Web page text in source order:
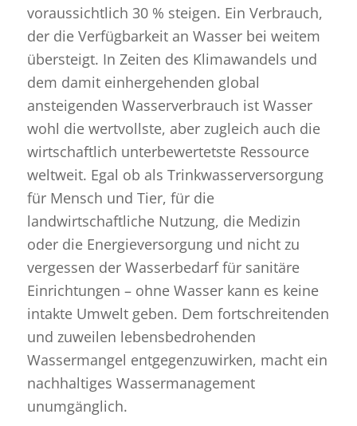
voraussichtlich 30 % steigen. Ein Verbrauch,
der die Verfügbarkeit an Wasser bei weitem
übersteigt. In Zeiten des Klimawandels und
dem damit einhergehenden global
ansteigenden Wasserverbrauch ist Wasser
wohl die wertvollste, aber zugleich auch die
wirtschaftlich unterbewertetste Ressource
weltweit. Egal ob als Trinkwasserversorgung
für Mensch und Tier, für die
landwirtschaftliche Nutzung, die Medizin
oder die Energieversorgung und nicht zu
vergessen der Wasserbedarf für sanitäre
Einrichtungen – ohne Wasser kann es keine
intakte Umwelt geben. Dem fortschreitenden
und zuweilen lebensbedrohenden
Wassermangel entgegenzuwirken, macht ein
nachhaltiges Wassermanagement
unumgänglich.